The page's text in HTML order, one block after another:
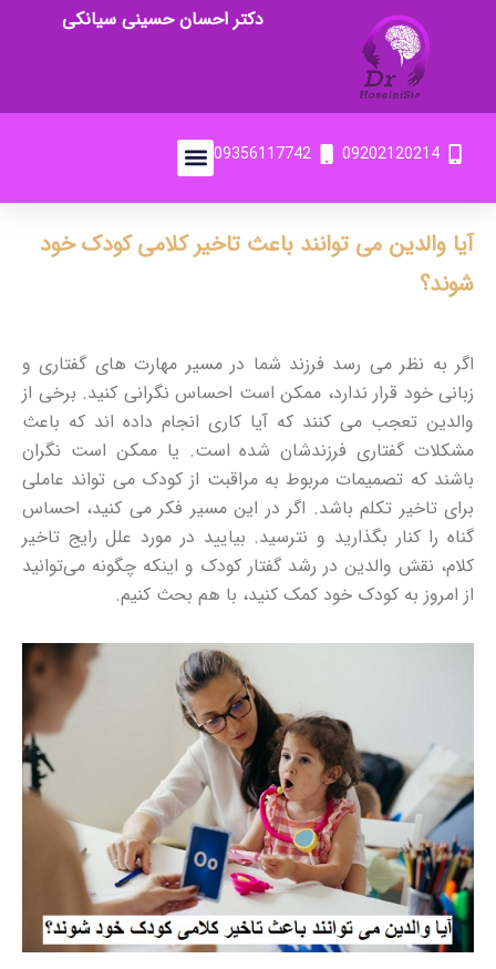
دکتر احسان حسینی سیانکی
09202120214
09356117742
آیا والدین می توانند باعث تاخیر کلامی کودک خود
شوند؟
اگر به نظر می رسد فرزند شما در مسیر مهارت های گفتاری و
زبانی خود قرار ندارد، ممکن است احساس نگرانی کنید. برخی از
والدین تعجب می کنند که آیا کاری انجام داده اند که باعث
مشکلات گفتاری فرزندشان شده است. یا ممکن است نگران
باشند که تصمیمات مربوط به مراقبت از کودک می تواند عاملی
برای تاخیر تکلم باشد. اگر در این مسیر فکر می کنید، احساس
گناه را کنار بگذارید و نترسید. بیایید در مورد علل رایج تاخیر
کلام، نقش والدین در رشد گفتار کودک و اینکه چگونه می‌توانید
از امروز به کودک خود کمک کنید، با هم بحث کنیم.